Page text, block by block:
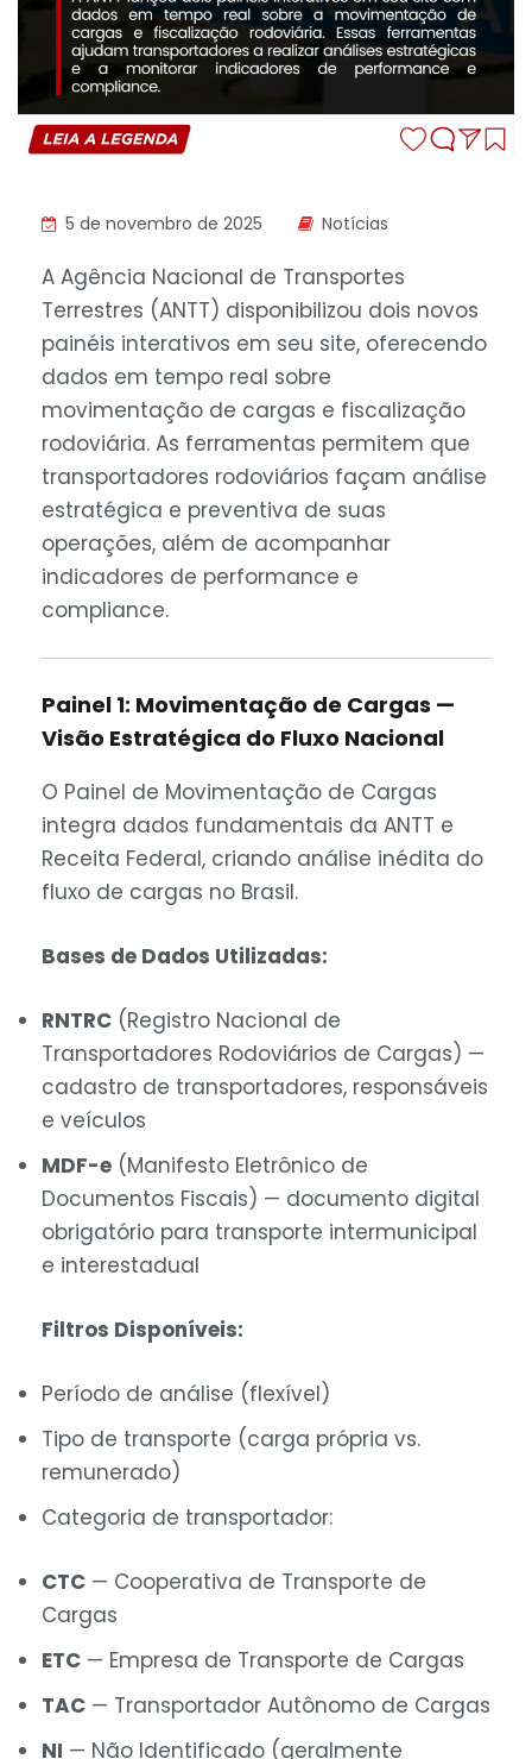
5 de novembro de 2025 Notícias
A Agência Nacional de Transportes
Terrestres (ANTT) disponibilizou dois novos
painéis interativos em seu site, oferecendo
dados em tempo real sobre
movimentação de cargas e fiscalização
rodoviária. As ferramentas permitem que
transportadores rodoviários façam análise
estratégica e preventiva de suas
operações, além de acompanhar
indicadores de performance e
compliance.
Painel 1: Movimentação de Cargas —
Visão Estratégica do Fluxo Nacional
O Painel de Movimentação de Cargas
integra dados fundamentais da ANTT e
Receita Federal, criando análise inédita do
fluxo de cargas no Brasil.
Bases de Dados Utilizadas:
RNTRC (Registro Nacional de
Transportadores Rodoviários de Cargas) —
cadastro de transportadores, responsáveis
e veículos
MDF-e (Manifesto Eletrônico de
Documentos Fiscais) — documento digital
obrigatório para transporte intermunicipal
e interestadual
Filtros Disponíveis:
Período de análise (flexível)
Tipo de transporte (carga própria vs.
remunerado)
Categoria de transportador:
CTC — Cooperativa de Transporte de
Cargas
ETC — Empresa de Transporte de Cargas
TAC — Transportador Autônomo de Cargas
NI — Não Identificado (geralmente